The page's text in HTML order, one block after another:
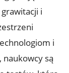
i
i
są